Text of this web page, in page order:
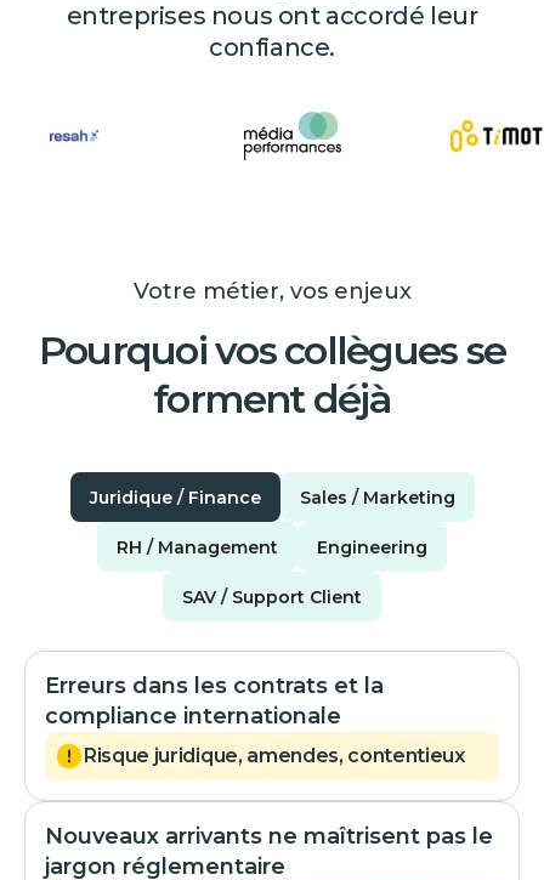
entreprises nous ont accordé leur
confiance.
Votre métier, vos enjeux
Pourquoi vos collègues se
forment déjà
Juridique / Finance Sales / Marketing
RH / Management Engineering
SAV / Support Client
Erreurs dans les contrats et la
compliance internationale
Risque juridique, amendes, contentieux
Nouveaux arrivants ne maîtrisent pas le
jargon réglementaire